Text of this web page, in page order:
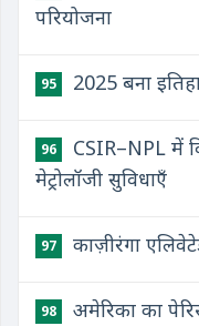
परियोजना
95 2025 बना
96
CSIR–NPL में
मेट्रोलॉजी सुविधाएँ
97 काज़ीरंगा
98
अमेरिका का